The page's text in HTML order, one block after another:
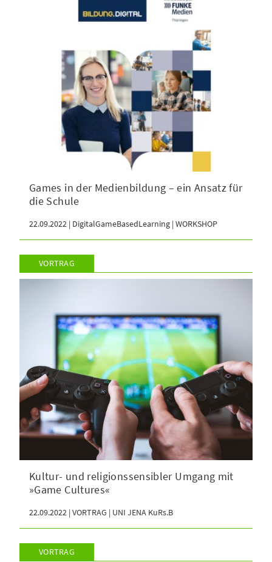
Games in der Medienbildung – ein Ansatz für
die Schule
22.09.2022 | DigitalGameBasedLearning | WORKSHOP
VORTRAG
Kultur- und religionssensibler Umgang mit
»Game Cultures«
22.09.2022 | VORTRAG | UNI JENA KuRs.B
VORTRAG